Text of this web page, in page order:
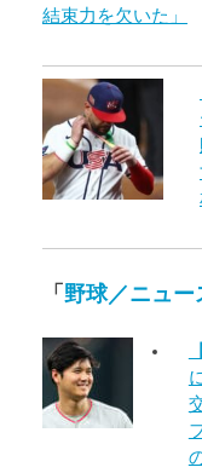
結束力を欠いた」
「 野球／ニュー